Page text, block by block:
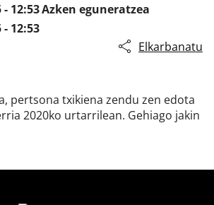
12:53Azken eguneratzea
12:53
Elkarbanatu
pertsona txikiena zendu zen edota
2020ko urtarrilean. Gehiago jakin